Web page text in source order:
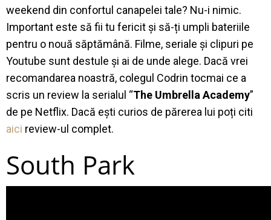
weekend din confortul canapelei tale? Nu-i nimic.
Important este să fii tu fericit și să-ți umpli bateriile
pentru o nouă săptămână. Filme, seriale și clipuri pe
Youtube sunt destule și ai de unde alege. Dacă vrei
recomandarea noastră, colegul Codrin tocmai ce a
scris un review la serialul “The Umbrella Academy”
de pe Netflix. Dacă ești curios de părerea lui poți citi
aici review-ul complet.
South Park